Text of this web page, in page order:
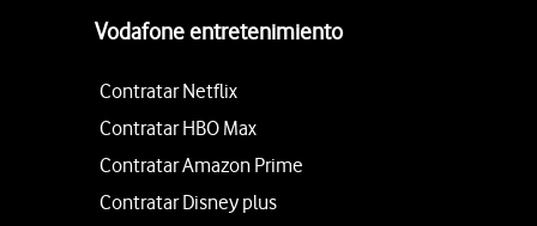
Vodafone entretenimiento
Contratar Netflix
Contratar HBO Max
Contratar Amazon Prime
Contratar Disney plus